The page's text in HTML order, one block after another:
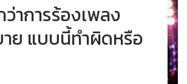
ว่าการร้องเพลง
ย แบบนี้ทำผิดหรือ